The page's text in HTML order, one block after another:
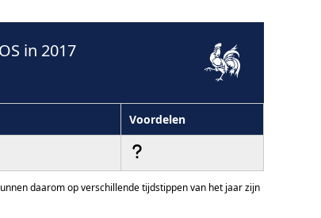
in 2017
Voordelen
daarom op verschillende tijdstippen van het jaar zijn